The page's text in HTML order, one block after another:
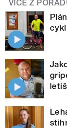
VÍCE Z